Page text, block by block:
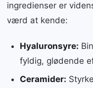
ingredienser er
værd at kende:
Hyaluronsyre:
fyldig, glødende
Ceramider: